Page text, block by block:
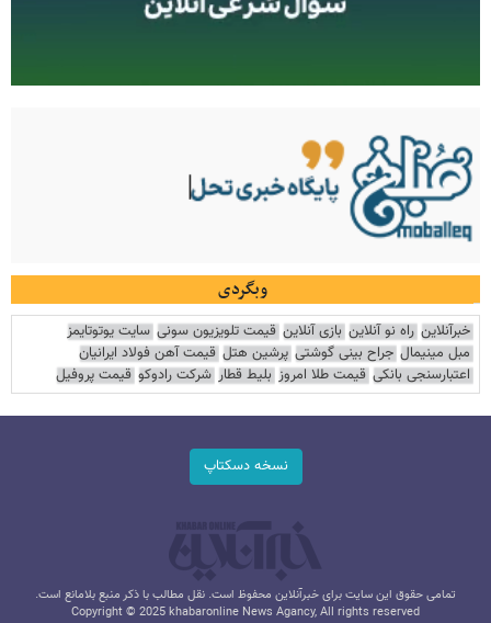
وبگردی
خبرآنلاین راه نو آنلاین بازی آنلاین قیمت تلویزیون سونی سایت یوتوتایمز
مبل مینیمال جراح بینی گوشتی پرشین هتل قیمت آهن فولاد ایرانیان
اعتبارسنجی بانکی قیمت طلا امروز بلیط قطار شرکت رادوکو قیمت پروفیل
نسخه دسکتاپ
تمامی حقوق این سایت برای خبرآنلاین محفوظ است. نقل مطالب با ذکر منبع بلامانع است.
Copyright © 2025 khabaronline News Agancy, All rights reserved